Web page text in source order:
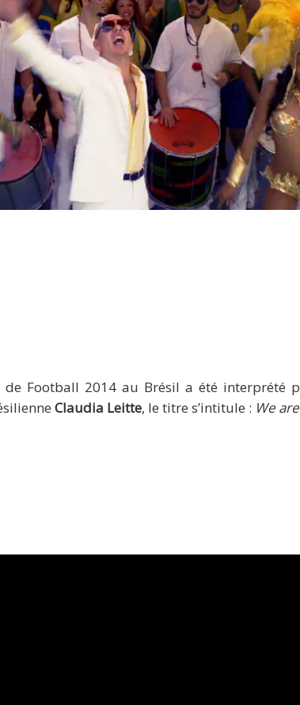
de Football 2014 au Brésil a été interprété
Claudia Leitte, le titre s’intitule : We